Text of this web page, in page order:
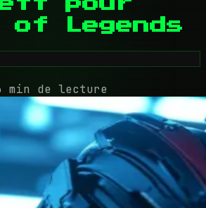
pour
of Legends
min de lecture